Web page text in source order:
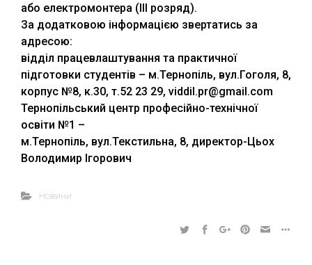
або електромонтера (ІІІ розряд).
За додатковою інформацією звертатись за
адресою:
відділ працевлаштування та практичної
підготовки студентів – м.Тернопіль, вул.Гоголя, 8,
корпус №8, к.30, т.52 23 29, viddil.pr@gmail.com
Тернопільський центр професійно-технічної
освіти №1 –
м.Тернопіль, вул.Текстильна, 8, директор-Цьох
Володимир Ігорович
Новини